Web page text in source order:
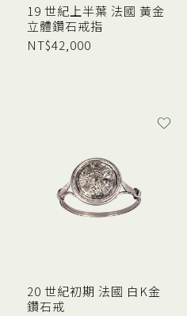
19 世紀上半葉 法國 黃金
立體鑽石戒指
NT$42,000
20 世紀初期 法國 白K金
鑽石戒